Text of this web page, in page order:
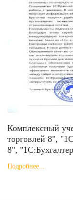
Комплексный
торговлей 8",
8",
Подробнее...